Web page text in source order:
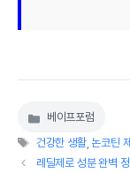
카
테
베이프포럼
태
그
건강한 생활,논코틴
레딜제로 성분 완벽